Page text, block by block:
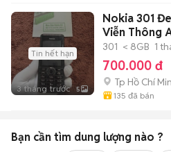
Tin hết hạn
3 tháng trước 5
Nokia 301
Viễn Thông
301 < 8GB 1
700.000 đ
Tp Hồ Chí
135 đã bán
Bạn cần tìm dung lượng nào ?